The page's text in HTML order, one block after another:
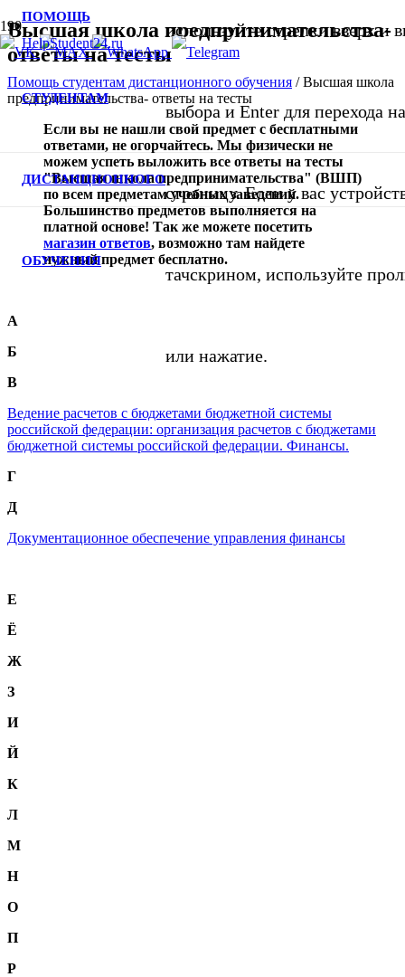
ПОМОЩЬ
СТУДЕНТАМ
ДИСТАНЦИОННОГО
ОБУЧЕНИЯ
используйте стрелки вверх и
выбора и Enter для перехода
страницу. Если у вас
тачскрином, используйте
или нажатие.
Высшая школа предпринимательства-
ответы на тесты
Помощь студентам дистанционного обучения /Высшая школа
предпринимательства- ответы на тесты
Если вы не нашли свой предмет с бесплатными
ответами, не огорчайтесь. Мы физически не
можем успеть выложить все ответы на тесты
"Высшая школа предпринимательства" (ВШП)
по всем предметам учебных заведений.
Большинство предметов выполняется на
платной основе! Так же можете посетить
магазин ответов, возможно там найдете
нужный предмет бесплатно.
А
Б
В
Ведение расчетов с бюджетами бюджетной системы
российской федерации: организация расчетов с бюджетами
бюджетной системы российской федерации. Финансы.
Г
Д
Документационное обеспечение управления финансы
Е
Ё
Ж
З
И
Й
К
Л
М
Н
О
П
Р